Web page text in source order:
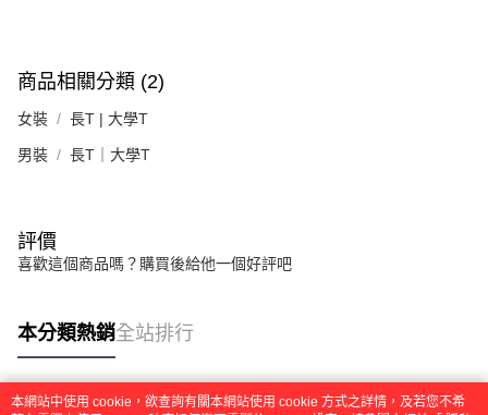
商品相關分類 (2)
女裝 長T | 大學T
男裝 長T｜大學T
評價
喜歡這個商品嗎？購買後給他一個好評吧
本分類熱銷全站排行
本網站中使用 cookie，欲查詢有關本網站使用 cookie 方式之詳情，及若您不希